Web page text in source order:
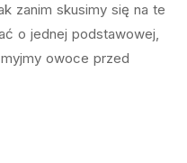
zanim skusimy się na te
o jednej podstawowej,
owoce przed